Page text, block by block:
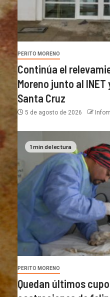
PERITO MORENO
Continúa el
Moreno junto al
Santa Cruz
5 de agosto de 2026
1 min de lectura
PERITO MORENO
Quedan últimos